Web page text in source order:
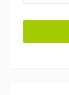
MAIL